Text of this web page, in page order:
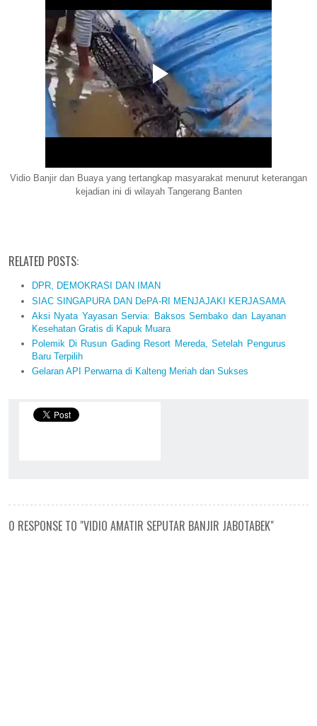
Vidio Banjir dan Buaya yang tertangkap masyarakat menurut keterangan
kejadian ini di wilayah Tangerang Banten
RELATED POSTS:
DPR, DEMOKRASI DAN IMAN
SIAC SINGAPURA DAN DePA-RI MENJAJAKI KERJASAMA
Aksi Nyata Yayasan Servia: Baksos Sembako dan Layanan
Kesehatan Gratis di Kapuk Muara
Polemik Di Rusun Gading Resort Mereda, Setelah Pengurus
Baru Terpilih
Gelaran API Perwarna di Kalteng Meriah dan Sukses
0 RESPONSE TO "VIDIO AMATIR SEPUTAR BANJIR JABOTABEK"